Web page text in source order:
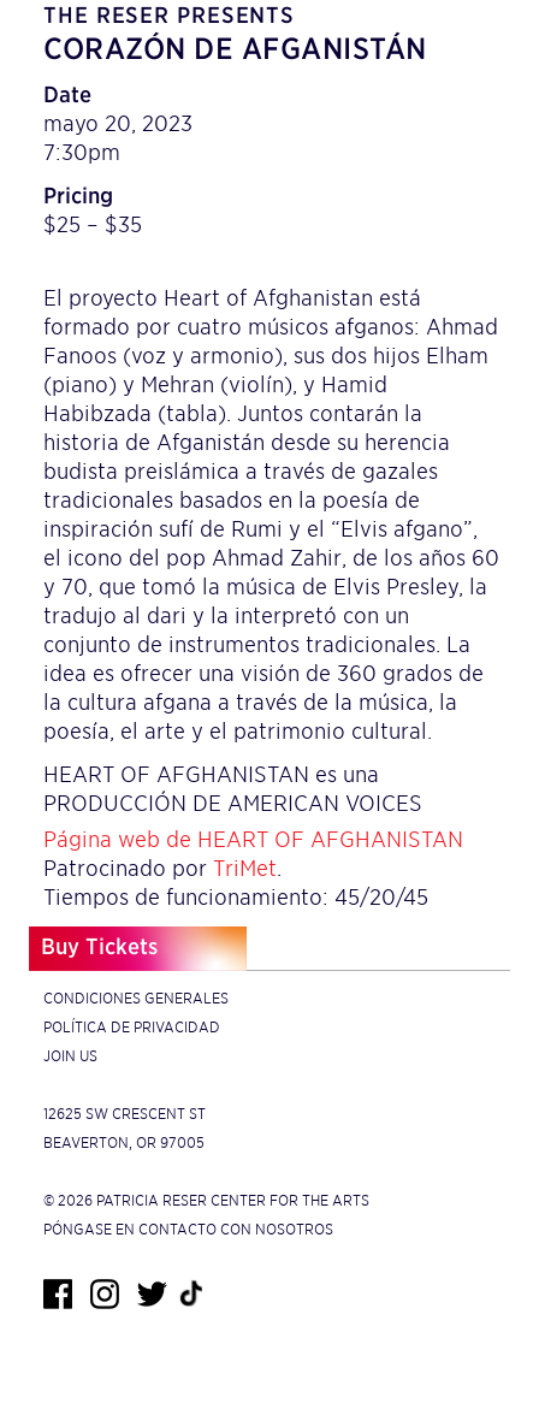
THE RESER PRESENTS
CORAZÓN DE AFGANISTÁN
Date
mayo 20, 2023
7:30pm
Pricing
$25 – $35
El proyecto Heart of Afghanistan está
formado por cuatro músicos afganos: Ahmad
Fanoos (voz y armonio), sus dos hijos Elham
(piano) y Mehran (violín), y Hamid
Habibzada (tabla). Juntos contarán la
historia de Afganistán desde su herencia
budista preislámica a través de gazales
tradicionales basados en la poesía de
inspiración sufí de Rumi y el “Elvis afgano”,
el icono del pop Ahmad Zahir, de los años 60
y 70, que tomó la música de Elvis Presley, la
tradujo al dari y la interpretó con un
conjunto de instrumentos tradicionales. La
idea es ofrecer una visión de 360 grados de
la cultura afgana a través de la música, la
poesía, el arte y el patrimonio cultural.
HEART OF AFGHANISTAN es una
PRODUCCIÓN DE AMERICAN VOICES
Página web de HEART OF AFGHANISTAN
Patrocinado por TriMet
Tiempos de funcionamiento: 45/20/45
Buy Tickets
CONDICIONES GENERALES
POLÍTICA DE PRIVACIDAD
JOIN US
12625 SW CRESCENT ST
BEAVERTON, OR 97005
© 2026 PATRICIA RESER CENTER FOR THE ARTS
PÓNGASE EN CONTACTO CON NOSOTROS